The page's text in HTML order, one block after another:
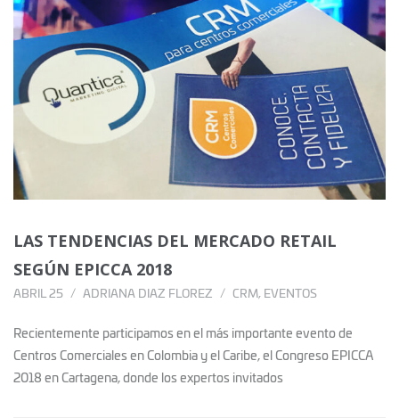
LAS TENDENCIAS DEL MERCADO RETAIL
SEGÚN EPICCA 2018
ABRIL 25 ADRIANA DIAZ FLOREZ CRM, EVENTOS
Recientemente participamos en el más importante evento de
Centros Comerciales en Colombia y el Caribe, el Congreso EPICCA
2018 en Cartagena, donde los expertos invitados